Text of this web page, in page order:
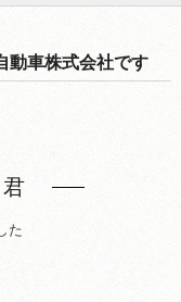
動車株式会社です
た